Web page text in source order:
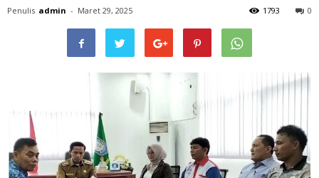
Penulis admin - Maret 29, 2025 0
1793